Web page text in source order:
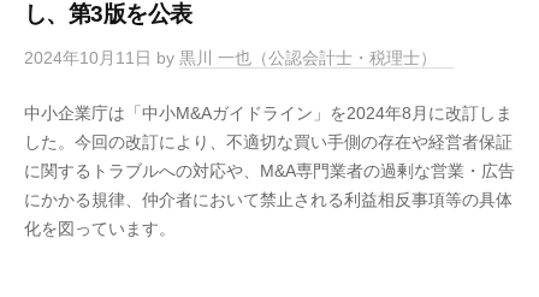
し、第3版を公表
2024年10月11日 by 黒川 一也（公認会計士・税理士）
中小企業庁は「中小M&Aガイドライン」を2024年8月に改訂しま
した。今回の改訂により、不適切な買い手側の存在や経営者保証
に関するトラブルへの対応や、M&A専門業者の過剰な営業・広告
にかかる規律、仲介者において禁止される利益相反事項等の具体
化を図っています。